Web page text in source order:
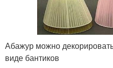
Абажур можно
виде бантиков